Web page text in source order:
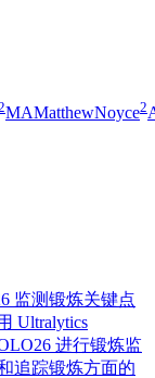
MAMatthewNoyce2
监测锻炼关键点
Ultralytics
进行锻炼监
追踪锻炼方面的